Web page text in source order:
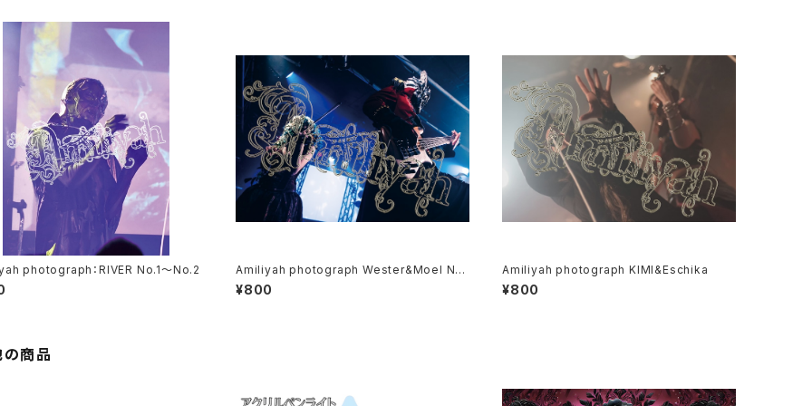
photograph：RIVER No.1～No.2
Amiliyah photograph Wester&Moel No.
1～No.3
¥800
Amiliyah photograph KIMI&Eschika
¥800
の商品